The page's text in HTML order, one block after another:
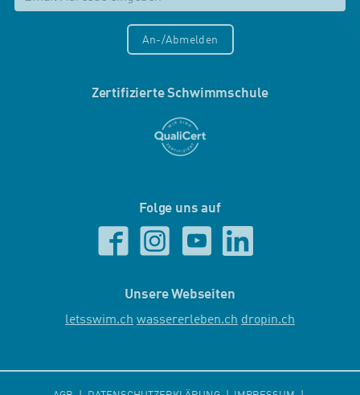
An-/Abmelden
Zertifizierte Schwimmschule
Folge uns auf
Unsere Webseiten
letsswim.ch wassererleben.ch dropin.ch